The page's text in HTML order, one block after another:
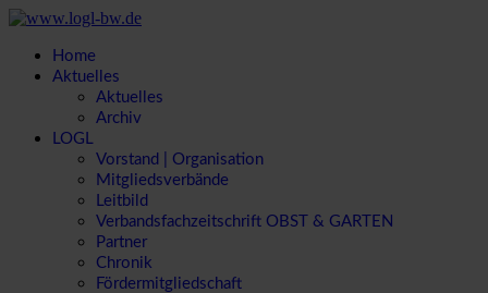
Home
Aktuelles
Aktuelles
Archiv
LOGL
Vorstand | Organisation
Mitgliedsverbände
Leitbild
Verbandsfachzeitschrift OBST & GARTEN
Partner
Chronik
Fördermitgliedschaft